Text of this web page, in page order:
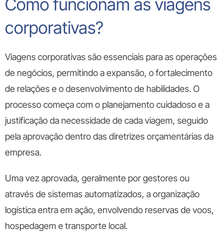
Como funcionam as viagens
corporativas?
Viagens corporativas são essenciais para as operações
de negócios, permitindo a expansão, o fortalecimento
de relações e o desenvolvimento de habilidades. O
processo começa com o planejamento cuidadoso e a
justificação da necessidade de cada viagem, seguido
pela aprovação dentro das diretrizes orçamentárias da
empresa.
Uma vez aprovada, geralmente por gestores ou
através de sistemas automatizados, a organização
logística entra em ação, envolvendo reservas de voos,
hospedagem e transporte local.